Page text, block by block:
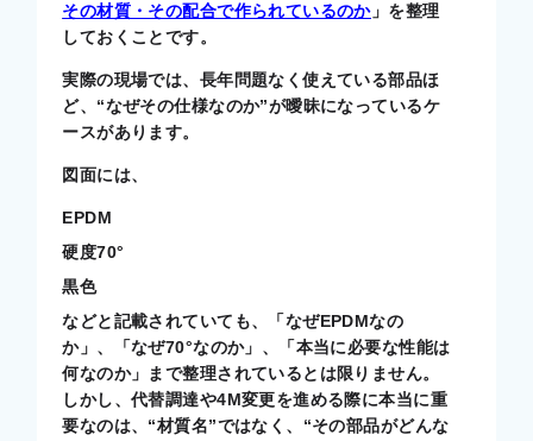
その材質・その配合で作られているのか」を整理
しておくことです。
実際の現場では、長年問題なく使えている部品ほ
ど、“なぜその仕様なのか”が曖昧になっているケ
ースがあります。
図面には、
EPDM
硬度70°
黒色
などと記載されていても、「なぜEPDMなの
か」、「なぜ70°なのか」、「本当に必要な性能は
何なのか」まで整理されているとは限りません。
しかし、代替調達や4M変更を進める際に本当に重
要なのは、“材質名”ではなく、“その部品がどんな